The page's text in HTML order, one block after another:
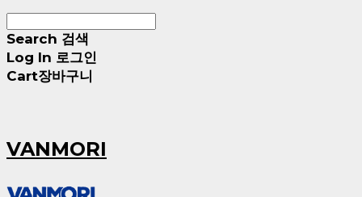
Search 검색
Log In 로그인
Cart장바구니
VANMORI